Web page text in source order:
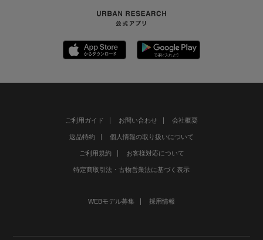
ご利用ガイド お問い合わせ 会社概要
返品特約 個人情報の取り扱いについて
ご利用規約 お客様対応について
特定商取引法・古物営業法に基づく表示
WEBモデル募集 採用情報